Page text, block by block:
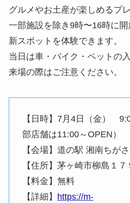
グルメやお土産が楽しめるプ
一部施設を除き9時〜16時に開
新スポットを体験できます。
当日は車・バイク・ペットの
来場の際はご注意ください。
【日時】7月4日（金）
部店舗は11:00～OPEN）
【会場】道の駅 湘南ちがさ
【住所】茅ヶ崎市柳島１７
【料金】無料
【詳細】
https://m-